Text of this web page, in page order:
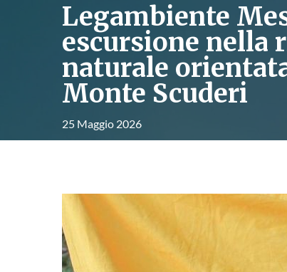
Legambiente
escursione nella
naturale
Monte Scuderi
25 Maggio 2026